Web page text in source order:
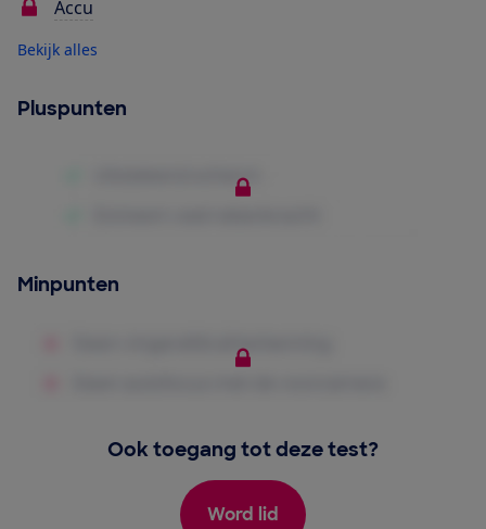
Accu
Bekijk alles
Pluspunten
Minpunten
Ook toegang tot deze test?
Word lid